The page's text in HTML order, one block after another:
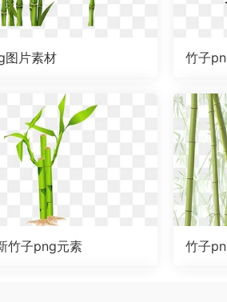
图片素材 竹子
竹子png元素 竹子